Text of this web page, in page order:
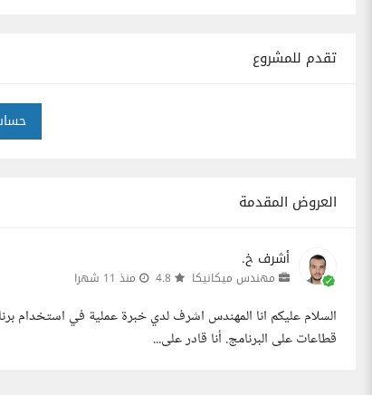
تقدم للمشروع
العروض المقدمة
أشرف خ.
مهندس ميكانيكا منذ 11 شهرا
قطاعات على البرنامج. أنا قادر على...